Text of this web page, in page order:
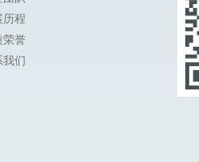
历程
荣誉
我们